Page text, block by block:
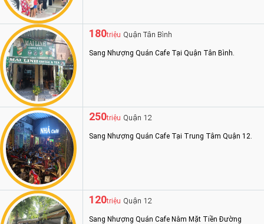
180triệu Quận Tân Bình
Sang Nhượng Quán Cafe Tại Quận Tân Bình.
250triệu Quận 12
Sang Nhượng Quán Cafe Tại Trung Tâm Quận 12.
120triệu Quận 12
Sang Nhượng Quán Cafe Nằm Mặt Tiền Đường